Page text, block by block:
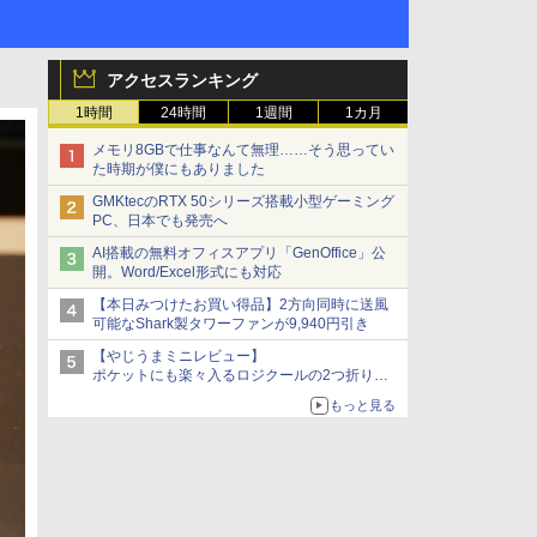
アクセスランキング
1時間 24時間 1週間 1カ月
メモリ8GBで仕事なんて無理……そう思ってい
た時期が僕にもありました
GMKtecのRTX 50シリーズ搭載小型ゲーミング
PC、日本でも発売へ
AI搭載の無料オフィスアプリ「GenOffice」公
開。Word/Excel形式にも対応
【本日みつけたお買い得品】2方向同時に送風
可能なShark製タワーファンが9,940円引き
【やじうまミニレビュー】
ポケットにも楽々入るロジクールの2つ折りマ
ウス「Mobi Fold」。その気になるギミックと
もっと見る